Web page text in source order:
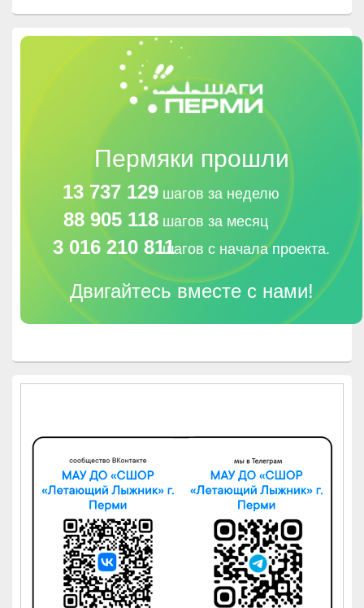
Пермяки прошли
13 737 129 шагов за неделю
88 905 118 шагов за месяц
3 016 210 811шагов с начала проекта.
Двигайтесь вместе с нами!